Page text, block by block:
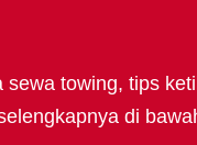
towing, tips
di